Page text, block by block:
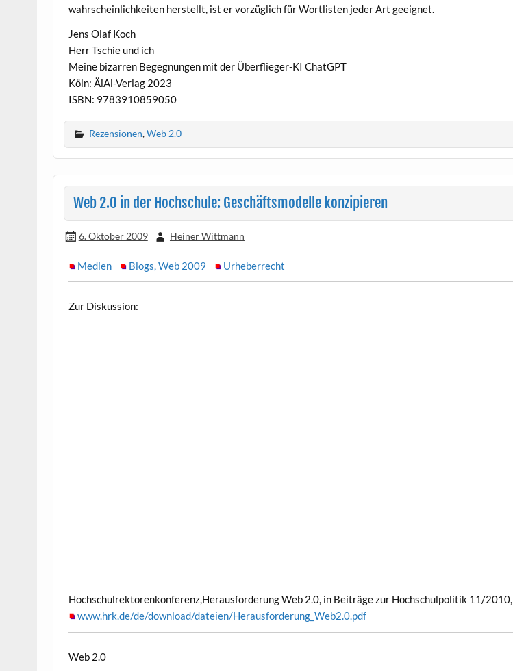
wahrscheinlichkeiten herstellt, ist er vorzüglich für Wortlisten jeder Art geeignet.
Jens Olaf Koch
Herr Tschie und ich
Meine bizarren Begegnungen mit der Überflieger-KI ChatGPT
Köln: ÄiAi-Verlag 2023
ISBN: 9783910859050
Rezensionen,Web 2.0
Web 2.0 in der Hochschule: Geschäftsmodelle konzipieren
6. Oktober 2009 Heiner Wittmann
Medien Blogs, Web 2009 Urheberrecht
Zur Diskussion:
Hochschulrektorenkonferenz,Herausforderung Web 2.0, in Beiträge zur Hochschulpolitik 11/2010,
www.hrk.de/de/download/dateien/Herausforderung_Web2.0.pdf
Web 2.0